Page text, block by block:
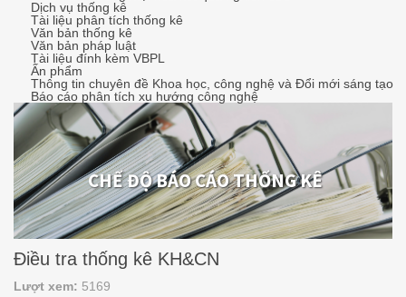
Dịch vụ thống kê
Tài liệu phân tích thống kê
Văn bản thống kê
Văn bản pháp luật
Tài liệu đính kèm VBPL
Ấn phẩm
Thông tin chuyên đề Khoa học, công nghệ và Đổi mới sáng tạo
Báo cáo phân tích xu hướng công nghệ
CHẾ ĐỘ BÁO CÁO THỐNG KÊ
Điều tra thống kê KH&CN
Lượt xem: 5169